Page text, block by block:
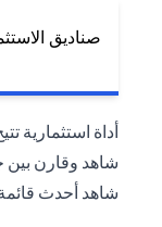
صناديق
أداة استثمارية
شاهد وقارن
شاهد أحدث